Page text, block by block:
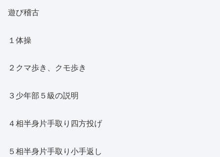
遊び稽古
１体操
２クマ歩き、クモ歩き
３少年部５級の説明
４相半身片手取り四方投げ
５相半身片手取り小手返し